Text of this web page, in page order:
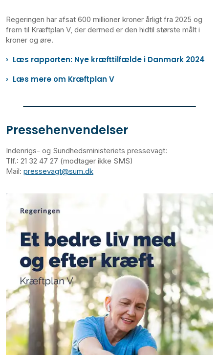
Regeringen har afsat 600 millioner kroner årligt fra 2025 og
frem til Kræftplan V, der dermed er den hidtil største målt i
kroner og øre.
Læs rapporten: Nye kræfttilfælde i Danmark 2024
Læs mere om Kræftplan V
Pressehenvendelser
Indenrigs- og Sundhedsministeriets pressevagt:
Tlf.: 21 32 47 27 (modtager ikke SMS)
Mail: pressevagt@sum.dk